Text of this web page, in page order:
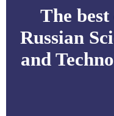
The best
Russian
and